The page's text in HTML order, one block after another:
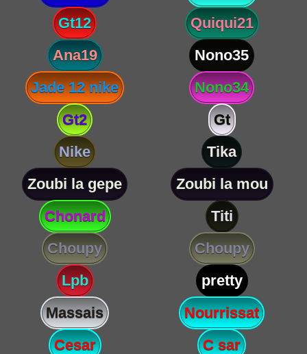
Gt12
Quiqui21
Ana19
Nono35
Jade 12 nike
Nono34
Gt2
Gt
Nike
Tika
Zoubi la gepe
Zoubi la mou
Chonard
Titi
Choupy
Choupy
Lpb
pretty
Massais
Nourrissat
Cesar
C sar